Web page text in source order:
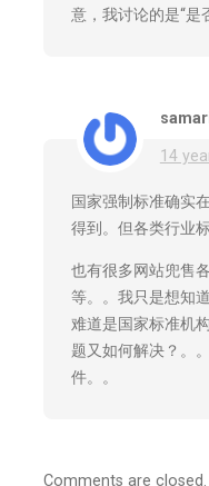
意，我讨论的是“是
14
国家强制标准确实
得到。但各类行业
也有很多网站兜售
等。。我只是想知
难道是国家标准机
题又如何解决？。
件。。
Comments are closed.